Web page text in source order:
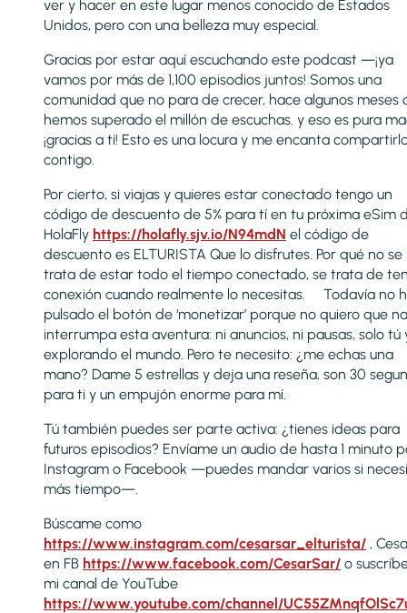
ver y hacer en este lugar menos conocido de Estados
Unidos, pero con una belleza muy especial.
Gracias por estar aquí escuchando este podcast —¡ya
vamos por más de 1,100 episodios juntos! Somos una
comunidad que no para de crecer, hace algunos meses
hemos superado el millón de escuchas. y eso es pura
¡gracias a ti! Esto es una locura y me encanta
contigo.
Por cierto, si viajas y quieres estar conectado tengo un
código de descuento de 5% para tí en tu próxima eSim
HolaFly https://holafly.sjv.io/N94mdN el código de
descuento es ELTURISTA Que lo disfrutes. Por qué no se
trata de estar todo el tiempo conectado, se trata de
conexión cuando realmente lo necesitas. Todavía no
pulsado el botón de ‘monetizar’ porque no quiero que
interrumpa esta aventura: ni anuncios, ni pausas, solo tú
explorando el mundo. Pero te necesito: ¿me echas una
mano? Dame 5 estrellas y deja una reseña, son 30
para ti y un empujón enorme para mí.
Tú también puedes ser parte activa: ¿tienes ideas para
futuros episodios? Envíame un audio de hasta 1 minuto
Instagram o Facebook —puedes mandar varios si
más tiempo—.
Búscame como
https://www.instagram.com/cesarsar_elturista/ ,
en FB https://www.facebook.com/CesarSar/ o
mi canal de YouTube
https://www.youtube.com/channel/